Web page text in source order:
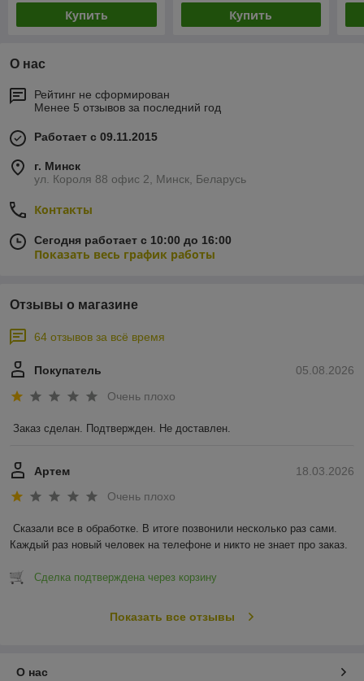
Купить Купить
О нас
Рейтинг не сформирован
Менее 5 отзывов за последний год
Работает с 09.11.2015
г. Минск
ул. Короля 88 офис 2, Минск, Беларусь
Контакты
Сегодня работает с 10:00 до 16:00
Показать весь график работы
Отзывы о магазине
64 отзывов за всё время
05.08.2026
Покупатель
Очень плохо
Заказ сделан. Подтвержден. Не доставлен.
18.03.2026
Артем
Очень плохо
Сказали все в обработке. В итоге позвонили несколько раз сами.
Каждый раз новый человек на телефоне и никто не знает про заказ.
Сделка подтверждена через корзину
Показать все отзывы
О нас